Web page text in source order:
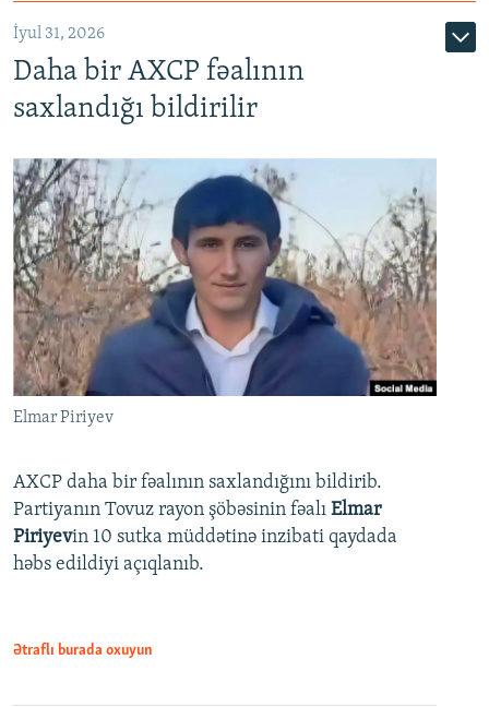
İyul 31, 2026
Daha bir AXCP fəalının
saxlandığı bildirilir
Elmar Piriyev
AXCP daha bir fəalının saxlandığını bildirib.
Partiyanın Tovuz rayon şöbəsinin fəalı Elmar
Piriyevin 10 sutka müddətinə inzibati qaydada
həbs edildiyi açıqlanıb.
Ətraflı burada oxuyun